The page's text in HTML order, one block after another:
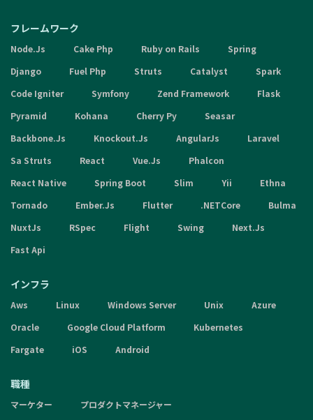
フレームワーク
Node.Js Cake Php Ruby on Rails
Spring
Django
Fuel Php Struts Catalyst
Spark
Code Igniter
Symfony Zend Framework
Flask
Pyramid
Kohana Cherry Py
Seasar
Backbone.Js
Knockout.Js AngularJs
Laravel
Sa Struts
React Vue.Js
Phalcon
React Native
Spring Boot Slim Yii
Ethna
Tornado
Ember.Js Flutter .NETCore
Bulma
NuxtJs
RSpec Flight Swing
Next.Js
Fast Api
インフラ
Aws Linux Windows Server Unix
Azure
Oracle
Google Cloud Platform
Kubernetes
Fargate
iOS Android
職種
マーケター
プロダクトマネージャー